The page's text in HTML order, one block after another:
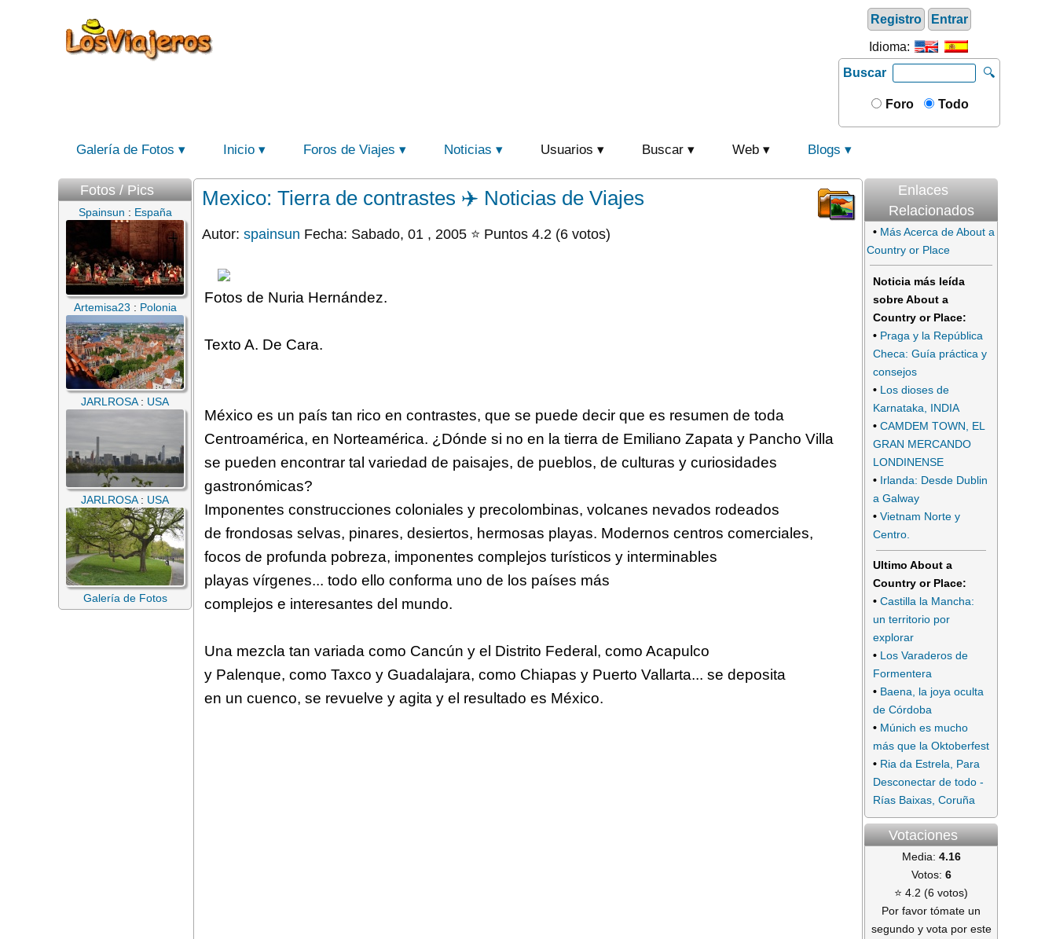
Registro Entrar
Idioma:
Buscar
🔍
Foro Todo
Galería de Fotos Inicio Foros de Viajes Noticias Usuarios Buscar Web Blogs
Fotos / Pics
Spainsun : España
Artemisa23 : Polonia
JARLROSA: USA
JARLROSA: USA
Galería de Fotos
Mexico: Tierra de contrastes ✈️ Noticias de Viajes
Autor: spainsun Fecha: Sabado, 01 , 2005 ⭐ Puntos 4.2 (6 votos)
Fotos de Nuria Hernández.
Texto A. De Cara.
México es un país tan rico en contrastes, que se puede decir que es resumen de toda
Centroamérica, en Norteamérica. ¿Dónde si no en la tierra de Emiliano Zapata y Pancho Villa
se pueden encontrar tal variedad de paisajes, de pueblos, de culturas y curiosidades
gastronómicas?
Imponentes construcciones coloniales y precolombinas, volcanes nevados rodeados
de frondosas selvas, pinares, desiertos, hermosas playas. Modernos centros comerciales,
focos de profunda pobreza, imponentes complejos turísticos y interminables
playas vírgenes... todo ello conforma uno de los países más
complejos e interesantes del mundo.
Una mezcla tan variada como Cancún y el Distrito Federal, como Acapulco
y Palenque, como Taxco y Guadalajara, como Chiapas y Puerto Vallarta... se deposita
en un cuenco, se revuelve y agita y el resultado es México.
Enlaces
Relacionados
• Más Acerca de About a
Country or Place
Noticia más leída
sobre About a
Country or Place:
• Praga y la República
Checa: Guía práctica y
consejos
• Los dioses de
Karnataka, INDIA
• CAMDEM TOWN, EL
GRAN MERCANDO
LONDINENSE
• Irlanda: Desde Dublin
a Galway
• Vietnam Norte y
Centro.
Ultimo About a
Country or Place:
• Castilla la Mancha:
un territorio por
explorar
• Los Varaderos de
Formentera
• Baena, la joya oculta
de Córdoba
• Múnich es mucho
más que la Oktoberfest
• Ria da Estrela, Para
Desconectar de todo -
Rías Baixas, Coruña
Votaciones
Media: 4.16
Votos: 6
⭐ 4.2 (6 votos)
Por favor tómate un
segundo y vota por este